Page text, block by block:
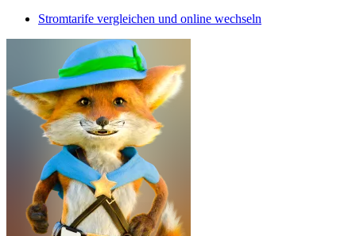
Stromtarife vergleichen und online wechseln